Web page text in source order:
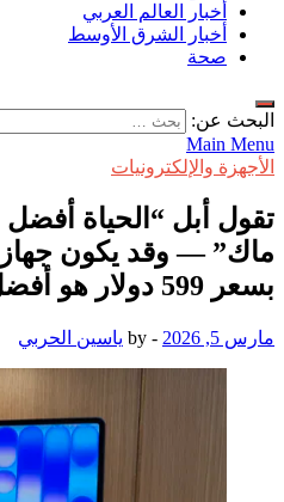
أخبار العالم العربي
أخبار الشرق الأوسط
صحة
البحث عن:
Main Menu
الأجهزة والإلكترونيات
تقول أبل “الحياة أفضل
ماك” — وقد يكون جهاز
بسعر 599 دولار هو أفضل عرض لها حتى الآن
مارس 5, 2026 -
by ياسين الحربي